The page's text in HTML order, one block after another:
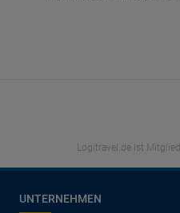
Logitravel.de ist
UNTERNEHMEN